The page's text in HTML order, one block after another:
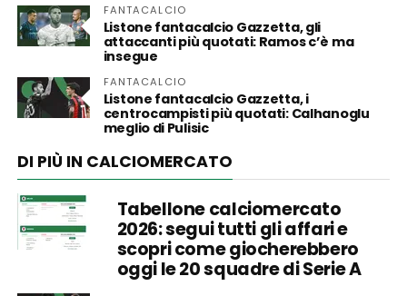
FANTACALCIO
Listone fantacalcio Gazzetta, gli
attaccanti più quotati: Ramos c’è ma
insegue
FANTACALCIO
Listone fantacalcio Gazzetta, i
centrocampisti più quotati: Calhanoglu
meglio di Pulisic
DI PIÙ IN CALCIOMERCATO
Tabellone calciomercato
2026: segui tutti gli affari e
scopri come giocherebbero
oggi le 20 squadre di Serie A